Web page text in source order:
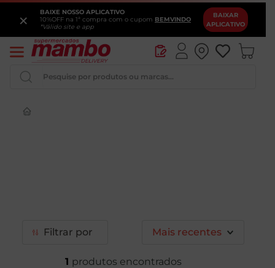
BAIXE NOSSO APLICATIVO
10%OFF na 1ª compra com o cupom BEMVINDO
*Válido site e app
BAIXAR
APLICATIVO
×
Pesquise por produtos ou marcas...
Filtrar Mais recentes
1